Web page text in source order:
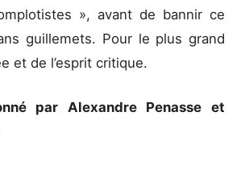
», avant de bannir ce
guillemets. Pour le plus grand
et de l’esprit critique.
par Alexandre Penasse et